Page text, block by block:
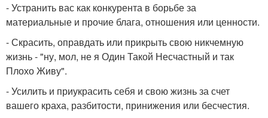
- Устранить вас как конкурента в борьбе за
материальные и прочие блага, отношения или ценности.
- Скрасить, оправдать или прикрыть свою никчемную
жизнь - "ну, мол, не я Один Такой Несчастный и так
Плохо Живу".
- Усилить и приукрасить себя и свою жизнь за счет
вашего краха, разбитости, принижения или бесчестия.